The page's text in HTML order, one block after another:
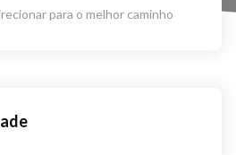
para o melhor caminho